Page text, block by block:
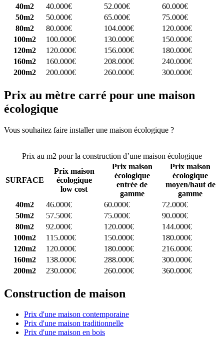
40m2
40.000€ 52.000€
60.000€
50m2
50.000€ 65.000€
75.000€
80m2
80.000€ 104.000€
120.000€
100m2
100.000€ 130.000€
150.000€
120m2
120.000€ 156.000€
180.000€
160m2
160.000€ 208.000€
240.000€
200m2
200.000€ 260.000€ 300.000€
Prix au mètre carré pour une maison
écologique
Vous souhaitez faire installer une maison écologique ?
Prix au m2 pour la construction d’une maison écologique
SURFACE
Prix maison
écologique
low cost
Prix maison
écologique
entrée de
gamme
Prix maison
écologique
moyen/haut de
gamme
40m2
46.000€ 60.000€
72.000€
50m2
57.500€ 75.000€
90.000€
80m2
92.000€ 120.000€
144.000€
100m2
115.000€ 150.000€
180.000€
120m2
120.000€ 180.000€
216.000€
160m2
138.000€ 288.000€
300.000€
200m2
230.000€ 260.000€ 360.000€
Construction de maison
Prix d'une maison contemporaine
Prix d'une maison traditionnelle
Prix d'une maison en bois